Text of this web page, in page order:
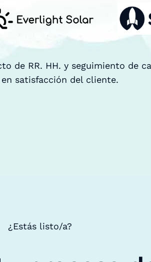
de RR. HH. y seguimiento de
satisfacción del cliente.
¿Estás listo/a?